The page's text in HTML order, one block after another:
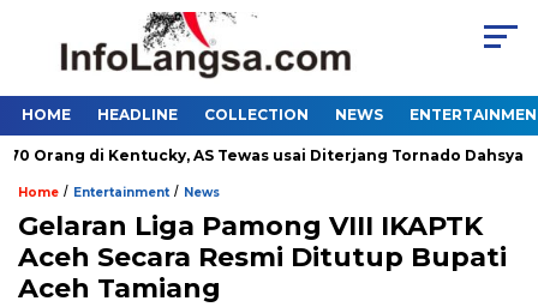
HOME HEADLINE COLLECTION NEWS
di Kentucky, AS Tewas usai Diterjang Tornado Dahsyat
Home / Entertainment/ News
Gelaran Liga Pamong VIII IKAPTK
Aceh Secara Resmi Ditutup Bupati
Aceh Tamiang